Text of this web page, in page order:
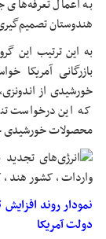
به اعمال
هندوستان
به این ترتیب این
بازرگانی آمریکا
خورشیدی از
که این درخواست
محصولات خورشیدی
نمودار روند
دولت آمریکا